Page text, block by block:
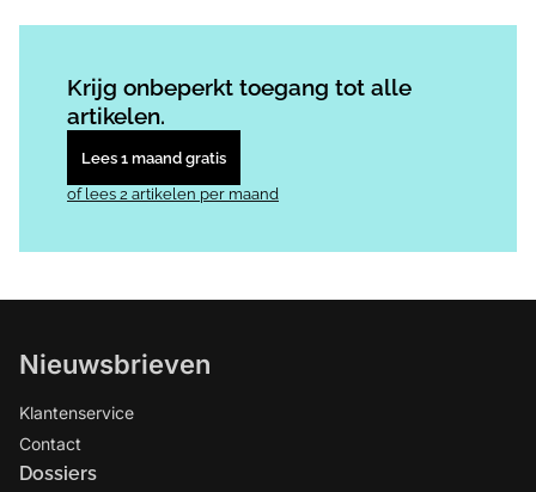
Krijg onbeperkt toegang tot alle
artikelen.
Lees 1 maand gratis
of lees 2 artikelen per maand
Nieuwsbrieven
Klantenservice
Contact
Dossiers